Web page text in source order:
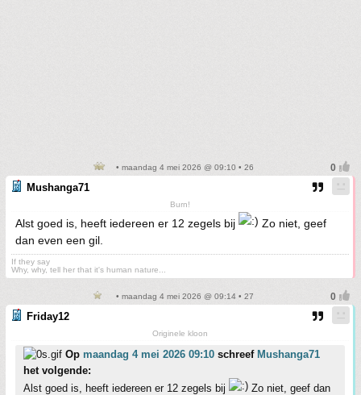
• maandag 4 mei 2026 @ 09:10 • 26
Mushanga71
Burn!
Alst goed is, heeft iedereen er 12 zegels bij
Zo niet, geef
dan even een gil.
If they say
Why, why, tell her that it's human nature...
• maandag 4 mei 2026 @ 09:14 • 27
Friday12
Originele kloon
Op maandag 4 mei 2026 09:10 schreef Mushanga71
het volgende:
Alst goed is, heeft iedereen er 12 zegels bij
Zo niet, geef dan